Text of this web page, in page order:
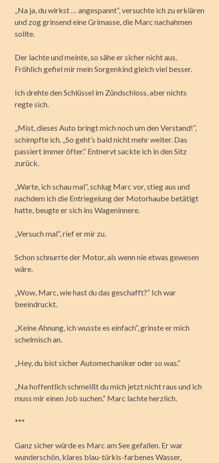
„Na ja, du wirkst … angespannt“, versuchte ich zu erklären
und zog grinsend eine Grimasse, die Marc nachahmen
sollte.
Der lachte und meinte, so sähe er sicher nicht aus.
Fröhlich gefiel mir mein Sorgenkind gleich viel besser.
Ich drehte den Schlüssel im Zündschloss, aber nichts
regte sich.
„Mist, dieses Auto bringt mich noch um den Verstand!“,
schimpfte ich. „So geht’s bald nicht mehr weiter. Das
passiert immer öfter.“ Entnervt sackte ich in den Sitz
zurück.
„Warte, ich schau mal“, schlug Marc vor, stieg aus und
nachdem ich die Entriegelung der Motorhaube betätigt
hatte, beugte er sich ins Wageninnere.
„Versuch mal“, rief er mir zu.
Schon schnurrte der Motor, als wenn nie etwas gewesen
wäre.
„Wow, Marc, wie hast du das geschafft?“ Ich war
beeindruckt.
„Keine Ahnung, ich wusste es einfach“, grinste er mich
schelmisch an.
„Hey, du bist sicher Automechaniker oder so was.“
„Na hoffentlich schmeißt du mich jetzt nicht raus und ich
muss mir einen Job suchen.“ Marc lachte herzlich.
***
Ganz sicher würde es Marc am See gefallen. Er war
wunderschön, klares blau-türkis-farbenes Wasser,